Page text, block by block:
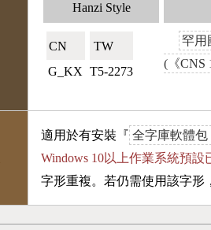
Hanzi Style
CN🇨🇳
G_KX
TW🇹🇼
T5-2273
罕用
(《CNS
適用於有安裝『 全字庫軟體包
Windows 10以上作業系統預設
字形重複。若仍需使用該字形